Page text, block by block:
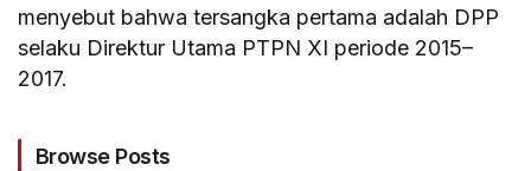
menyebut bahwa tersangka pertama adalah DPP
selaku Direktur Utama PTPN XI periode 2015–
2017.
Browse Posts